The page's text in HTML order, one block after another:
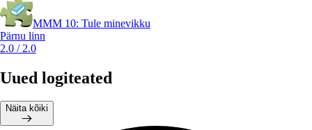
MMM 10: Tule minevikku
Pärnu linn
2.0 / 2.0
Uued logiteated
Näita kõiki